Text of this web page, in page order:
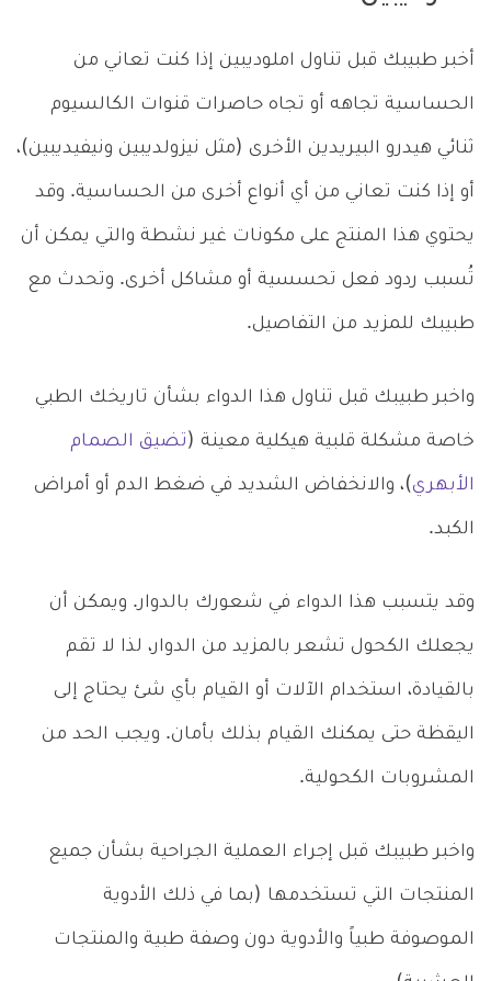
أخبر طبيبك قبل تناول املوديبين إذا كنت تعاني من
الحساسية تجاهه أو تجاه حاصرات قنوات الكالسيوم
ثنائي هيدرو البيريدين الأخرى (مثل نيزولديبين ونيفيديبين)،
أو إذا كنت تعاني من أي أنواع أخرى من الحساسية. وقد
يحتوي هذا المنتج على مكونات غير نشطة والتي يمكن أن
تُسبب ردود فعل تحسسية أو مشاكل أخرى. وتحدث مع
طبيبك للمزيد من التفاصيل.
واخبر طبيبك قبل تناول هذا الدواء بشأن تاريخك الطبي
خاصة مشكلة قلبية هيكلية معينة ( تضيق الصمام
الأبهري)، والانخفاض الشديد في ضغط الدم أو أمراض
الكبد.
وقد يتسبب هذا الدواء في شعورك بالدوار. ويمكن أن
يجعلك الكحول تشعر بالمزيد من الدوار، لذا لا تقم
بالقيادة، استخدام الآلات أو القيام بأي شئ يحتاج إلى
اليقظة حتى يمكنك القيام بذلك بأمان. ويجب الحد من
المشروبات الكحولية.
واخبر طبيبك قبل إجراء العملية الجراحية بشأن جميع
المنتجات التي تستخدمها (بما في ذلك الأدوية
الموصوفة طبياً والأدوية دون وصفة طبية والمنتجات